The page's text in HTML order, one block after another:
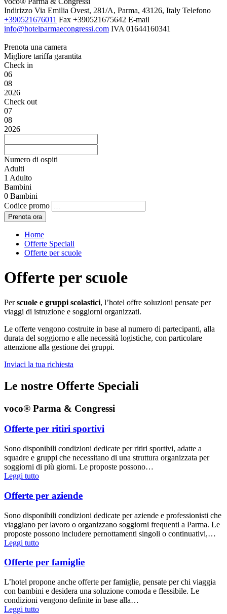
Indirizzo Via Emilia Ovest, 281/A, Parma, 43126, Italy Telefono
+390521676011 Fax +390521675642 E-mail
info@hotelparmaecongressi.com IVA 01644160341
Prenota una camera
Migliore tariffa garantita
Check in
06
08
2026
Check out
07
08
2026
Numero di ospiti
Adulti
1 Adulto
Bambini
0 Bambini
Codice promo
Home
Offerte Speciali
Offerte per scuole
Offerte per scuole
Perscuole e gruppi scolastici, l’hotel offre soluzioni pensate per
viaggi di istruzione e soggiorni organizzati.
Le offerte vengono costruite in base al numero di partecipanti, alla
durata del soggiorno e alle necessità logistiche, con particolare
attenzione alla gestione dei gruppi.
Inviaci la tua richiesta
Le nostre Offerte Speciali
voco® Parma & Congressi
Offerte per ritiri sportivi
Sono disponibili condizioni dedicate per ritiri sportivi, adatte a
squadre e gruppi che necessitano di una struttura organizzata per
soggiorni di più giorni. Le proposte possono…
Leggi tutto
Offerte per aziende
Sono disponibili condizioni dedicate per aziende e professionisti che
viaggiano per lavoro o organizzano soggiorni frequenti a Parma. Le
proposte possono includere pernottamenti singoli o continuativi,…
Leggi tutto
Offerte per famiglie
L’hotel propone anche offerte per famiglie, pensate per chi viaggia
con bambini e desidera una soluzione comoda e flessibile. Le
condizioni vengono definite in base alla…
Leggi tutto